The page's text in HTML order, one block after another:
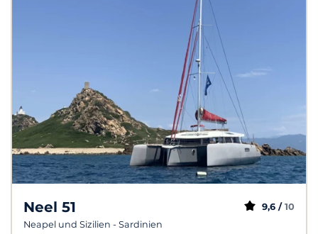
Neel 51
Neapel und Sizilien - Sardinien
9,6 / 10